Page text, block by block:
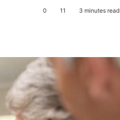
0 11 3 minutes read